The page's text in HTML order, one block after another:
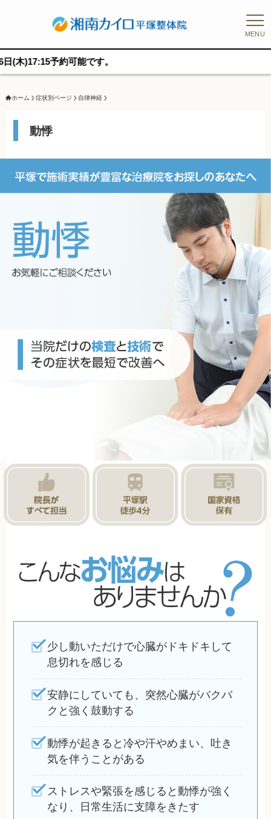
MENU
能です。
ホーム 症状別ページ 自律神経
動悸
少し動いただけで心臓がドキドキして
息切れを感じる
安静にしていても、突然心臓がバクバ
クと強く鼓動する
動悸が起きると冷や汗やめまい、吐き
気を伴うことがある
ストレスや緊張を感じると動悸が強く
なり、日常生活に支障をきたす